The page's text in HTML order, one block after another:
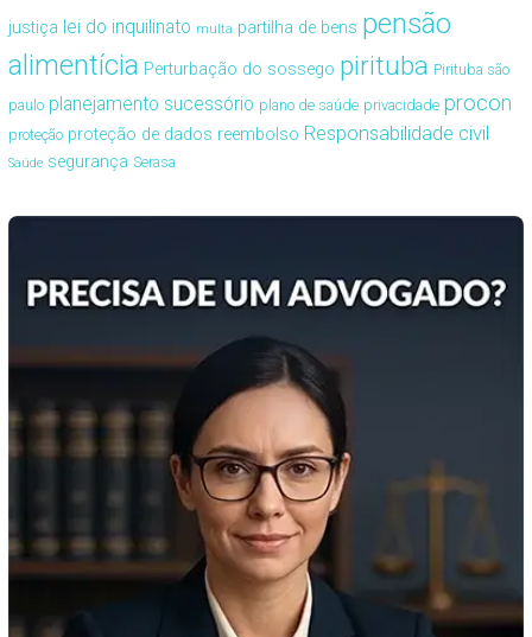
justiça lei do inquilinato multa partilha de bens pensão
alimentícia Perturbação do sossego pirituba Pirituba são
paulo planejamento sucessório plano de saúde privacidade procon
proteção proteção de dados reembolso Responsabilidade civil
Saúde segurança Serasa